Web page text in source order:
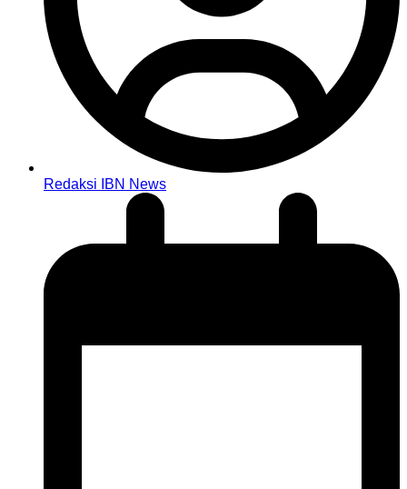
Redaksi IBN News